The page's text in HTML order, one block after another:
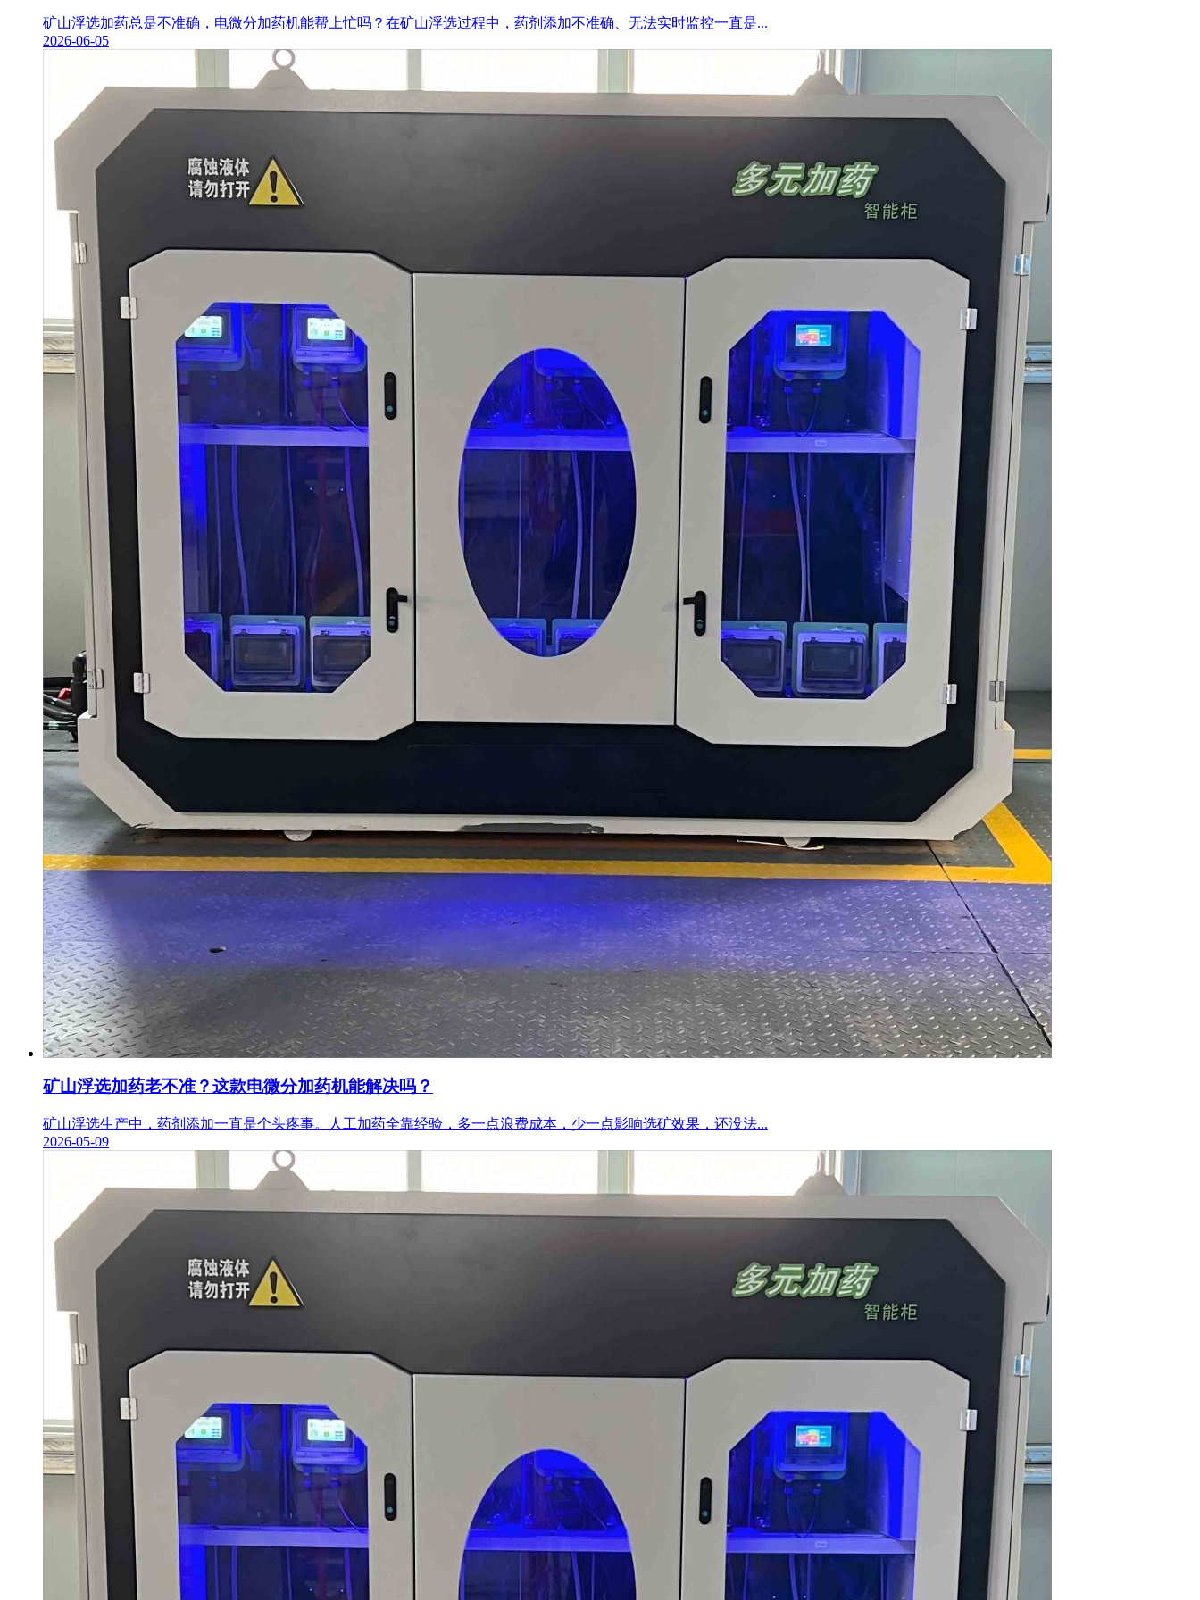
矿山浮选加药总是不准确，电微分加药机能帮上忙吗？在矿山浮选过程中，药剂添加不准确、无法实时监控一直是...
2026-06-05
矿山浮选加药老不准？这款电微分加药机能解决吗？
矿山浮选生产中，药剂添加一直是个头疼事。人工加药全靠经验，多一点浪费成本，少一点影响选矿效果，还没法...
2026-05-09